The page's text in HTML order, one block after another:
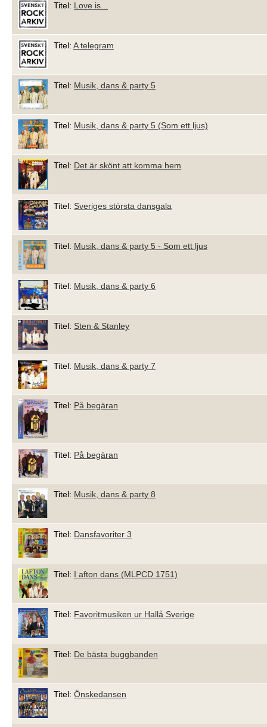
Titel: Love is...
Titel: A telegram
Titel: Musik, dans & party 5
Titel: Musik, dans & party 5 (Som ett ljus)
Titel: Det är skönt att komma hem
Titel: Sveriges största dansgala
Titel: Musik, dans & party 5 - Som ett ljus
Titel: Musik, dans & party 6
Titel: Sten & Stanley
Titel: Musik, dans & party 7
Titel: På begäran
Titel: På begäran
Titel: Musik, dans & party 8
Titel: Dansfavoriter 3
Titel: I afton dans (MLPCD 1751)
Titel: Favoritmusiken ur Hallå Sverige
Titel: De bästa buggbanden
Titel: Önskedansen